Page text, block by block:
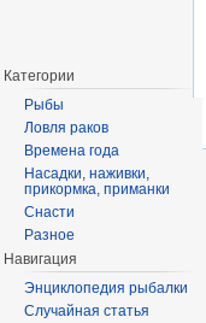
Категории
Рыбы
Ловля раков
Времена года
Насадки, наживки,
прикормка, приманки
Снасти
Разное
Навигация
Энциклопедия рыбалки
Случайная статья